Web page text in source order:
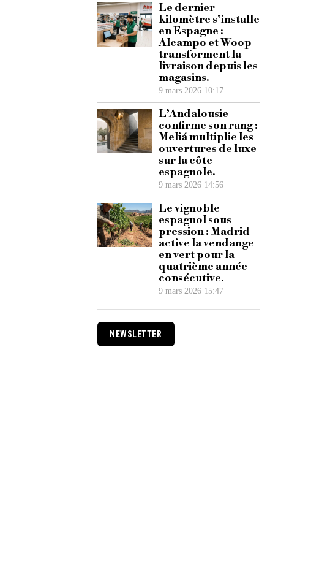
Le dernier
kilomètre s’installe
en Espagne :
Alcampo et Woop
transforment la
livraison depuis les
magasins.
9 mars 2026 10:17
L’Andalousie
confirme son rang :
Meliá multiplie les
ouvertures de luxe
sur la côte
espagnole.
9 mars 2026 14:56
Le vignoble
espagnol sous
pression : Madrid
active la vendange
en vert pour la
quatrième année
consécutive.
9 mars 2026 15:47
NEWSLETTER